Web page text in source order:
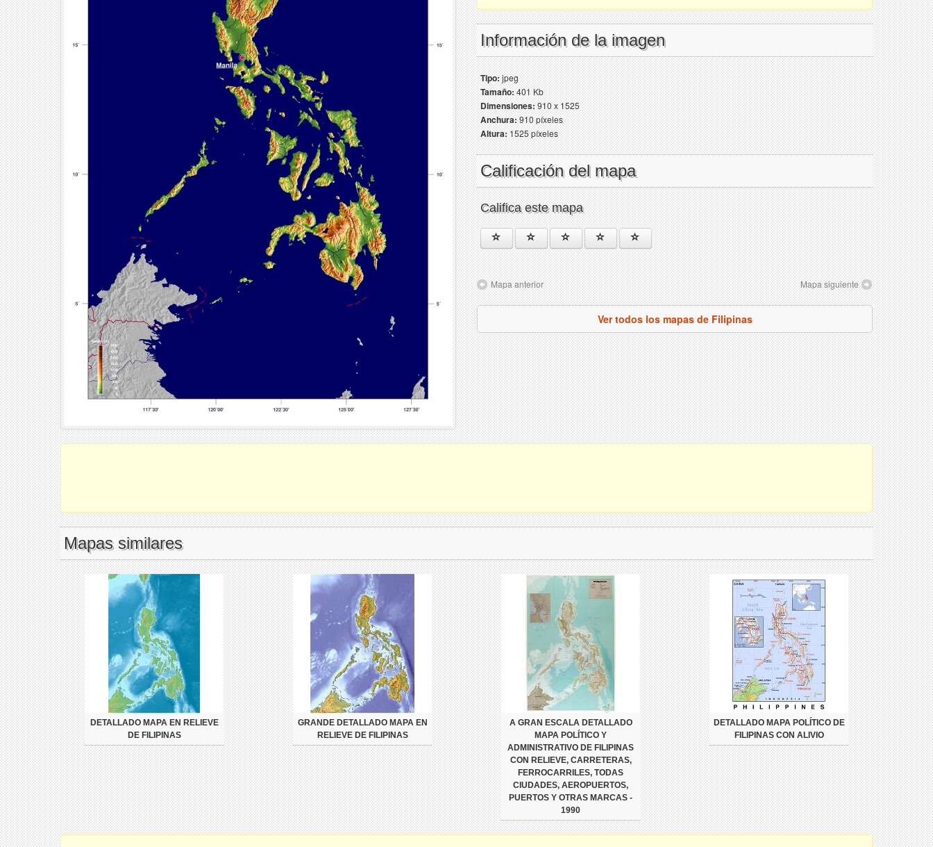
Información de la imagen
Tipo:jpeg
Tamaño:401 Kb
Dimensiones:910 x 1525
Anchura:910 píxeles
Altura:1525 píxeles
Calificación del mapa
Califica este mapa
Mapa anterior Mapa siguiente
Ver todos los mapas de Filipinas
Mapas similares
DETALLADO MAPA EN RELIEVE
DE FILIPINAS
GRANDE DETALLADO MAPA EN
RELIEVE DE FILIPINAS
A GRAN ESCALA DETALLADO
MAPA POLÍTICO Y
ADMINISTRATIVO DE FILIPINAS
CON RELIEVE, CARRETERAS,
FERROCARRILES, TODAS
CIUDADES, AEROPUERTOS,
PUERTOS Y OTRAS MARCAS -
1990
DETALLADO MAPA POLÍTICO DE
FILIPINAS CON ALIVIO